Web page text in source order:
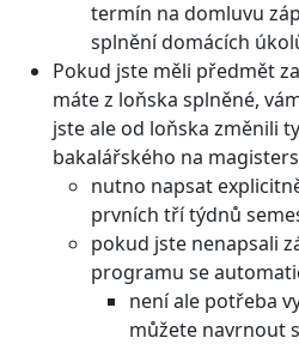
termín na domluvu
splnění domácích
Pokud jste měli předmět
máte z loňska splněné,
jste ale od loňska změnili
bakalářského na
nutno napsat
prvních tří týdnů
pokud jste nenapsali
programu se
není ale potřeba
můžete navrnout